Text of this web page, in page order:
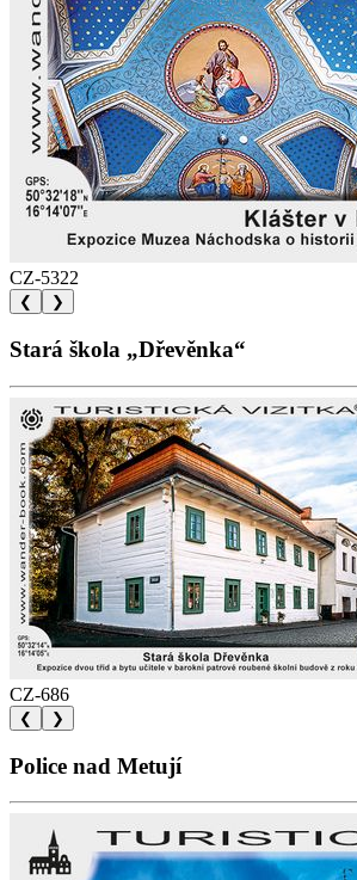
CZ-5322
❮ ❯
Stará škola „Dřevěnka“
CZ-686
❮ ❯
Police nad Metují